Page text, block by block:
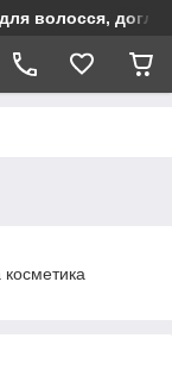
волосся,
косметика